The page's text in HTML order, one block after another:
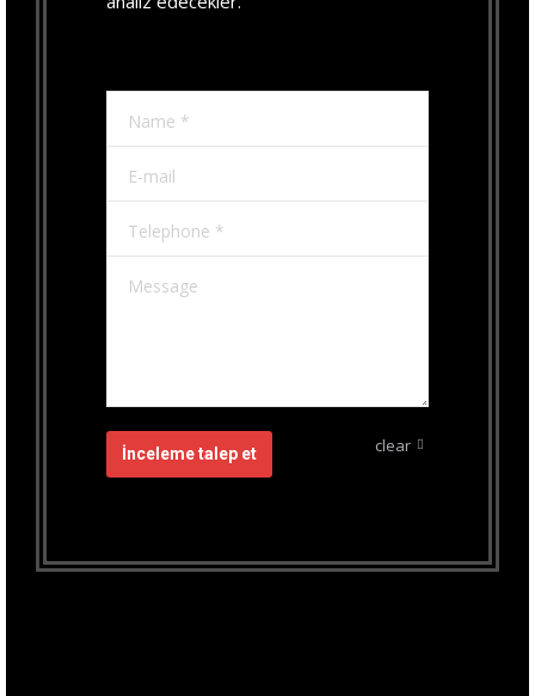
Name *
E-mail
Telephone *
Message
İnceleme talep et clear